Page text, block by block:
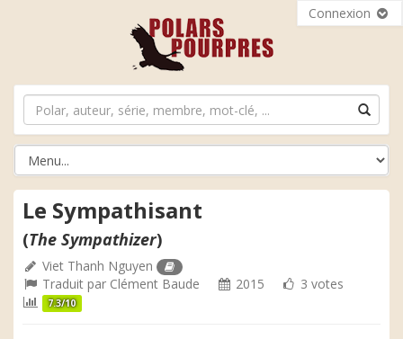
Connexion
Le Sympathisant
(The Sympathizer)
Viet Thanh Nguyen
Traduit par Clément Baude 2015 3 votes
7.3/10